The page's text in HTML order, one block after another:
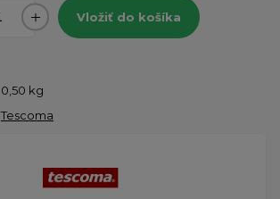
Vložiť do košíka
0,50 kg
Tescoma